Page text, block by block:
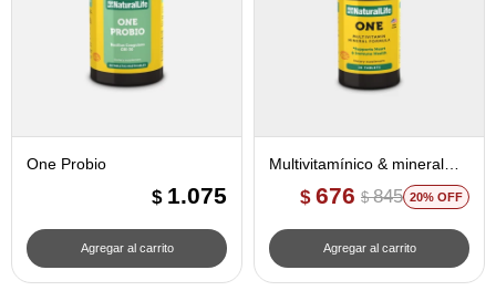
One Probio
$ 1.075
Multivitamínico & mineral
ONE - Natural Life
$ 676 $ 845 20